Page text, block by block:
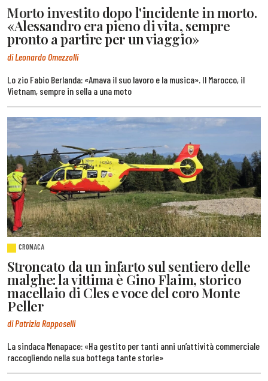
Morto investito dopo l'incidente in morto.
«Alessandro era pieno di vita, sempre
pronto a partire per un viaggio»
di Leonardo Omezzolli
Lo zio Fabio Berlanda: «Amava il suo lavoro e la musica». Il Marocco, il
Vietnam, sempre in sella a una moto
CRONACA
Stroncato da un infarto sul sentiero delle
malghe: la vittima è Gino Flaim, storico
macellaio di Cles e voce del coro Monte
Peller
di Patrizia Rapposelli
La sindaca Menapace: «Ha gestito per tanti anni un’attività commerciale
raccogliendo nella sua bottega tante storie»